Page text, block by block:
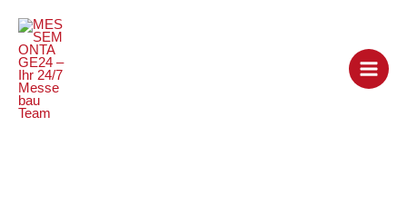
Inhalt
springen